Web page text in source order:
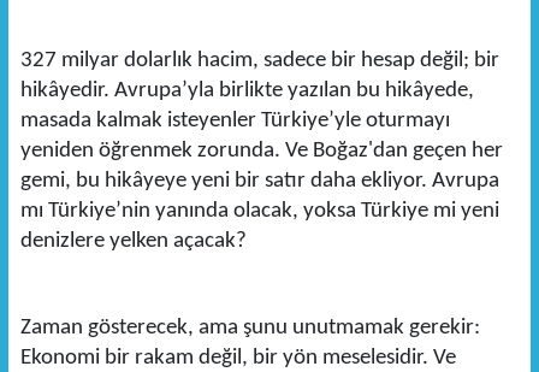
327 milyar dolarlık hacim, sadece bir hesap değil; bir
hikâyedir. Avrupa’yla birlikte yazılan bu hikâyede,
masada kalmak isteyenler Türkiye’yle oturmayı
yeniden öğrenmek zorunda. Ve Boğaz'dan geçen her
gemi, bu hikâyeye yeni bir satır daha ekliyor. Avrupa
mı Türkiye’nin yanında olacak, yoksa Türkiye mi yeni
denizlere yelken açacak?
Zaman gösterecek, ama şunu unutmamak gerekir:
Ekonomi bir rakam değil, bir yön meselesidir. Ve